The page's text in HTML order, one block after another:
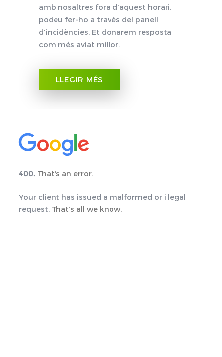
amb nosaltres fora d'aquest horari,
podeu fer-ho a través del panell
d'incidències. Et donarem resposta
com més aviat millor.
LLEGIR MÉS
400. That’s an error.
Your client has issued a malformed or illegal
request. That’s all we know.